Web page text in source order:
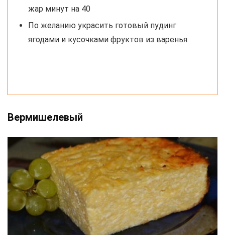
жар минут на 40
По желанию украсить готовый пудинг
ягодами и кусочками фруктов из варенья
Вермишелевый